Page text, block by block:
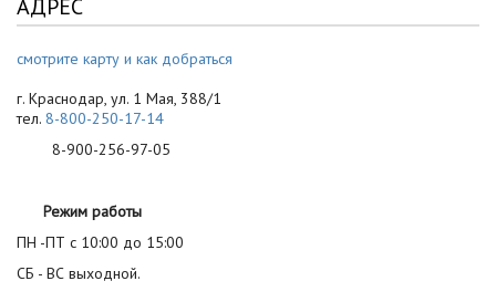
АДРЕС
смотрите карту и как добраться
г. Краснодар, ул. 1 Мая, 388/1
тел. 8-800-250-17-14
8-900-256-97-05
Режим работы
ПН -ПТ с 10:00 до 15:00
СБ - ВС выходной.